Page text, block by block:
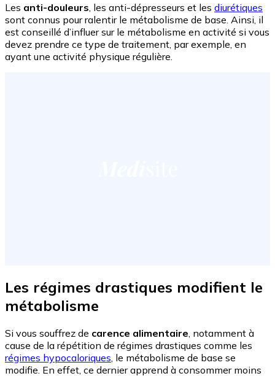
Les anti-douleurs, les anti-dépresseurs et les diurétiques
sont connus pour ralentir le métabolisme de base. Ainsi, il
est conseillé d’influer sur le métabolisme en activité si vous
devez prendre ce type de traitement, par exemple, en
ayant une activité physique régulière.
Les régimes drastiques modifient le
métabolisme
Si vous souffrez de carence alimentaire , notamment à
cause de la répétition de régimes drastiques comme les
régimes hypocaloriques , le métabolisme de base se
modifie. En effet, ce dernier apprend à consommer moins